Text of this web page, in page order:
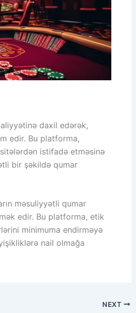
daxil edərək,
edir. Bu platforma,
istifadə etməsinə
bir şəkildə qumar
məsuliyyətli qumar
edir. Bu platforma, etik
minimuma endirməyə
nail olmağa
NEXT